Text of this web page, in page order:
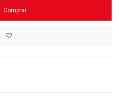
Comprar